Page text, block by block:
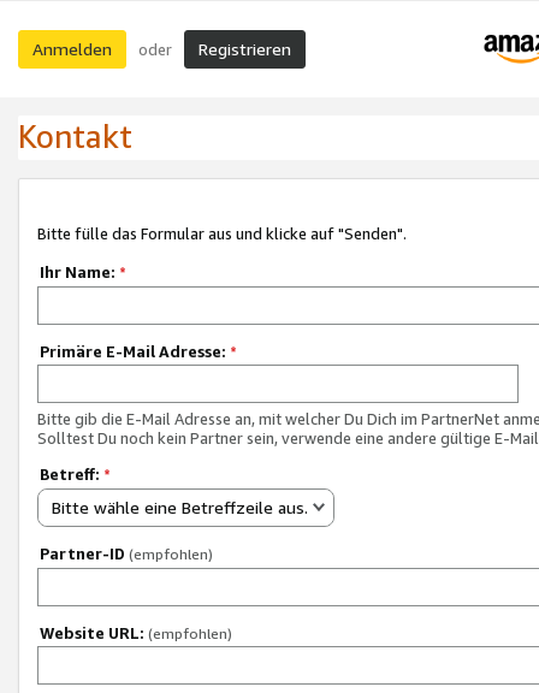
Anmelden oder Registrieren
Kontakt
Bitte fülle das Formular aus und klicke auf "Senden".
Ihr Name: *
Primäre E-Mail Adresse: *
Bitte gib die E-Mail Adresse an, mit welcher Du Dich im PartnerNet
Solltest Du noch kein Partner sein, verwende eine andere gültige E-
Betreff: *
Bitte wähle eine Betreffzeile aus.
Partner-ID (empfohlen)
Website URL: (empfohlen)